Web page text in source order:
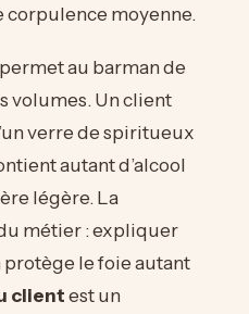
moyenne.
au barman de
volumes. Un client
verre de spiritueux
autant d’alcool
légère. La
métier : expliquer
le foie autant
clientest un